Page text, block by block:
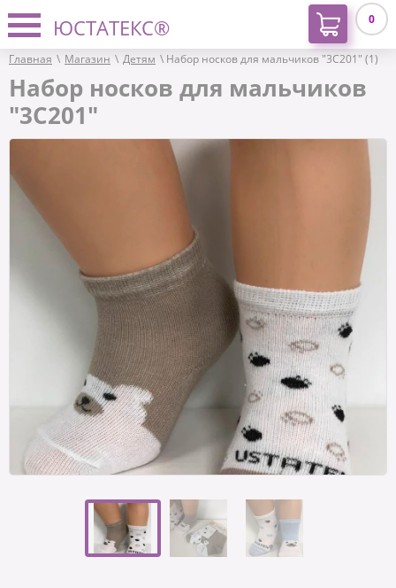
ЮСТАТЕКС® 0
Главная \ Магазин \ Детям \ Набор носков для мальчиков "3С201" (1)
Набор носков для мальчиков
"3С201"